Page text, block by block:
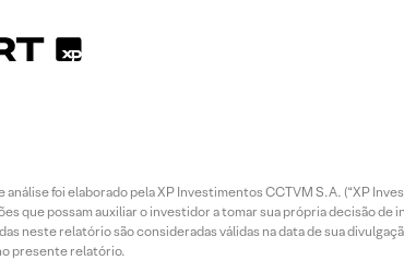
análise foi elaborado pela XP Investimentos CCTVM S.A. (“XP
que possam auxiliar o investidor a tomar sua própria decisão
neste relatório são consideradas válidas na data de sua
presente relatório.